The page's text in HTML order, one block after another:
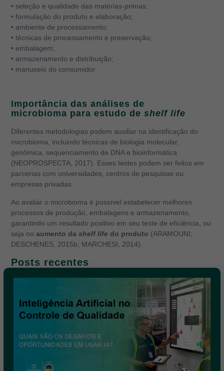
• seleção e qualidade das matérias-primas;
• formulação do produto e elaboração;
• ambiente de processamento;
• técnicas de processamento e preservação;
• embalagem;
• armazenamento e distribuição;
• manuseio do consumidor
Importância das análises de
microbioma para estudo deshelf life
Diferentes metodologias podem auxiliar na identificação do
microbioma, incluindo técnicas de biologia molecular,
genômica, sequenciamento de DNA e bioinformática
(NEOPROSPECTA, 2017). Esses testes podem ser feitos em
parcerias com universidades, centros de pesquisas ou
empresas privadas.
Ao avaliar o microbioma é possível estabelecer melhores
processos de produção, embalagens e armazenamento,
garantindo um resultado positivo em seu teste de eficiência, ou
seja noaumento dashelf life do produto (ARAMOUNI;
DESCHENES, 2015b; MARCHESI, 2014).
Posts recentes